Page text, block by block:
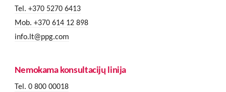
Tel. +370 5270 6413
Mob. +370 614 12 898
info.lt@ppg.com
Nemokama konsultacijų linija
Tel. 0 800 00018